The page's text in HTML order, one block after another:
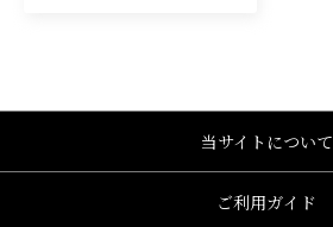
当サイトについて
ご利用ガイド